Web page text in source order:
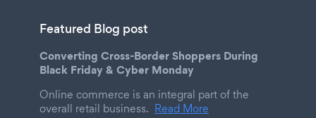
Featured Blog post
Converting Cross-Border Shoppers During
Black Friday & Cyber Monday
Online commerce is an integral part of the
overall retail business. Read More